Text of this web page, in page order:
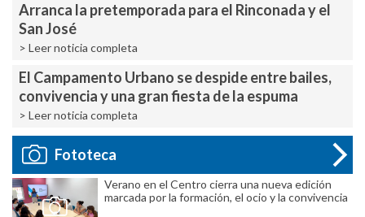
Arranca la pretemporada para el Rinconada y el
San José
> Leer noticia completa
El Campamento Urbano se despide entre bailes,
convivencia y una gran fiesta de la espuma
> Leer noticia completa
Fototeca
Verano en el Centro cierra una nueva edición
marcada por la formación, el ocio y la convivencia